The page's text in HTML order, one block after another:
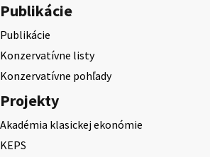
Publikácie
Publikácie
Konzervatívne listy
Konzervatívne pohľady
Projekty
Akadémia klasickej ekonómie
KEPS